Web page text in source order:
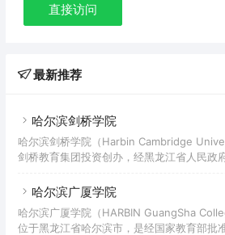
直接访问
最新推荐
哈尔滨剑桥学院
哈尔滨剑桥学院（Harbin Cambridge
剑桥教育集团投资创办，经黑龙江省人民政
共占地69.6万平方米，建筑面积44.8万平方
元，下设8个二级学院、3个教学部，开设25
509人，有全日制在校生9484人。
哈尔滨广厦学院
哈尔滨广厦学院（HARBIN GuangSha
位于黑龙江省哈尔滨市，是经国家教育部批